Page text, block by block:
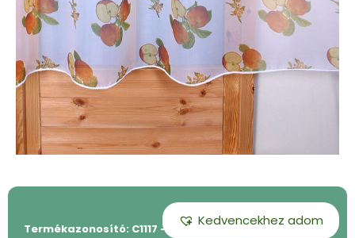
Kedvencekhez adom
Termékazonosító: C1117 - 180